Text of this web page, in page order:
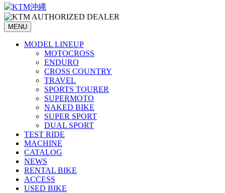
MENU
MODEL LINEUP
MOTOCROSS
ENDURO
CROSS COUNTRY
TRAVEL
SPORTS TOURER
SUPERMOTO
NAKED BIKE
SUPER SPORT
DUAL SPORT
TEST RIDE
MACHINE
CATALOG
NEWS
RENTAL BIKE
ACCESS
USED BIKE